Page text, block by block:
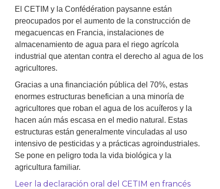
El CETIM y la Confédération paysanne están
preocupados por el aumento de la construcción de
megacuencas en Francia, instalaciones de
almacenamiento de agua para el riego agrícola
industrial que atentan contra el derecho al agua de los
agricultores.
Gracias a una financiación pública del 70%, estas
enormes estructuras benefician a una minoría de
agricultores que roban el agua de los acuíferos y la
hacen aún más escasa en el medio natural. Estas
estructuras están generalmente vinculadas al uso
intensivo de pesticidas y a prácticas agroindustriales.
Se pone en peligro toda la vida biológica y la
agricultura familiar.
Leer la declaración oral del CETIM en francés